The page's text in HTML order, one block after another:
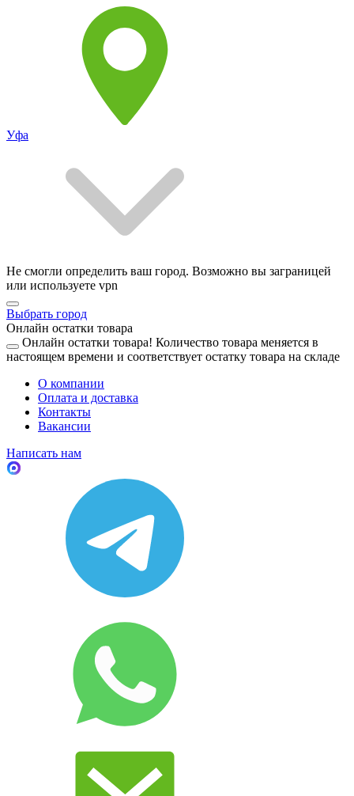
Уфа
Не смогли определить ваш город. Возможно вы заграницей
или используете vpn
Выбрать город
Онлайн остатки товара
Онлайн остатки товара! Количество товара меняется в
настоящем времени и соответствует остатку товара на складе
О компании
Оплата и доставка
Контакты
Вакансии
Написать нам